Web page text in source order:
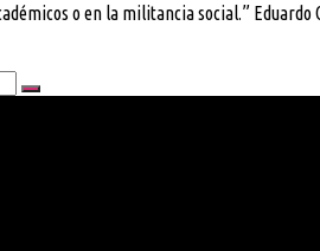
o en la militancia social.”